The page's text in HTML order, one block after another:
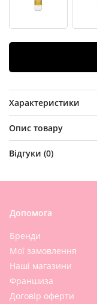
Характеристики
Опис товару
Відгуки (0)
Допомога
Бренди
Мої замовлення
Наші магазини
Франшиза
Договір оферти